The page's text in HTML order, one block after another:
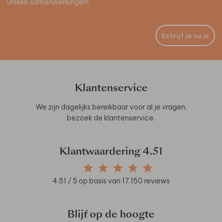
unieke samenwerkingen!
Schrijf je nu in
Klantenservice
We zijn dagelijks bereikbaar voor al je vragen,
bezoek de klantenservice.
Klantwaardering 4.51
4.51 / 5 op basis van 17.150 reviews
Blijf op de hoogte